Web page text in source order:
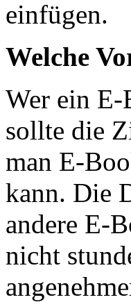
einfügen.
Welche
Wer ein E-
sollte die
man E-
kann. Die
andere E-
nicht